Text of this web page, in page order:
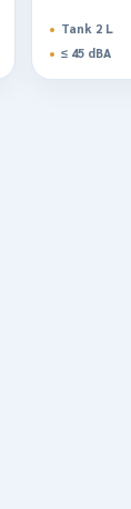
Tank 2 L
≤ 45 dBA